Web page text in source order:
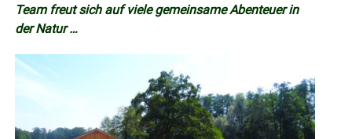
Team freut sich auf viele gemeinsame Abenteuer in
der Natur …